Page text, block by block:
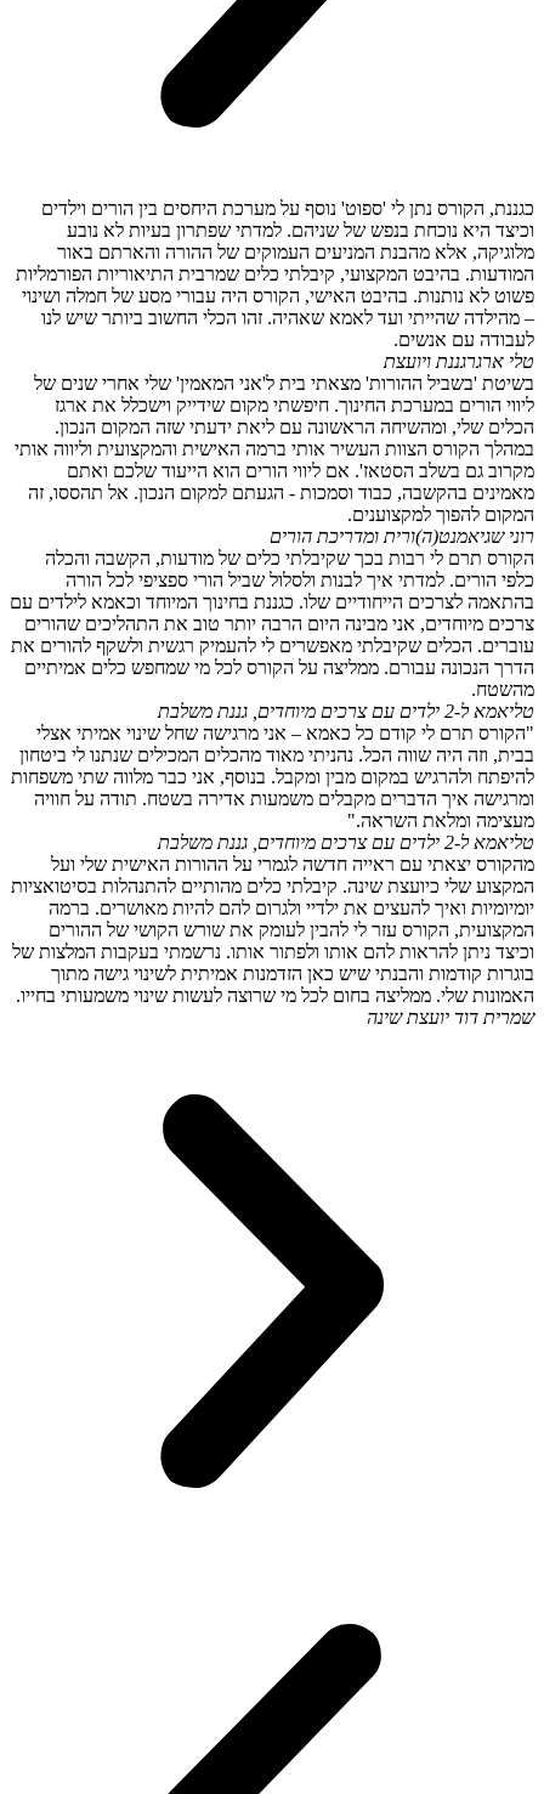
כגננת, הקורס נתן לי 'ספוט' נוסף על מערכת היחסים בין הורים וילדים
וכיצד היא נוכחת בנפש של שניהם. למדתי שפתרון בעיות לא נובע
מלוגיקה, אלא מהבנת המניעים העמוקים של ההורה והארתם באור
המודעות. בהיבט המקצועי, קיבלתי כלים שמרבית התיאוריות הפורמליות
פשוט לא נותנות. בהיבט האישי, הקורס היה עבורי מסע של חמלה ושינוי
– מהילדה שהייתי ועד לאמא שאהיה. זהו הכלי החשוב ביותר שיש לנו
לעבודה עם אנשים.
טלי ארגרגננת ויועצת
בשיטת 'בשביל ההורות' מצאתי בית ל'אני המאמין' שלי אחרי שנים של
ליווי הורים במערכת החינוך. חיפשתי מקום שידייק וישכלל את ארגז
הכלים שלי, ומהשיחה הראשונה עם ליאת ידעתי שזה המקום הנכון.
במהלך הקורס הצוות העשיר אותי ברמה האישית והמקצועית וליווה אותי
מקרוב גם בשלב הסטאז'. אם ליווי הורים הוא הייעוד שלכם ואתם
מאמינים בהקשבה, כבוד וסמכות - הגעתם למקום הנכון. אל תהססו, זה
המקום להפוך למקצוענים.
רוני שגיאמנט(ה)ורית ומדריכת הורים
הקורס תרם לי רבות בכך שקיבלתי כלים של מודעות, הקשבה והכלה
כלפי הורים. למדתי איך לבנות ולסלול שביל הורי ספציפי לכל הורה
בהתאמה לצרכים הייחודיים שלו. כגננת בחינוך המיוחד וכאמא לילדים עם
צרכים מיוחדים, אני מבינה היום הרבה יותר טוב את התהליכים שהורים
עוברים. הכלים שקיבלתי מאפשרים לי להעמיק רגשית ולשקף להורים את
הדרך הנכונה עבורם. ממליצה על הקורס לכל מי שמחפש כלים אמיתיים
מהשטח.
טליאמא ל-2 ילדים עם צרכים מיוחדים, גננת משלבת
"הקורס תרם לי קודם כל כאמא – אני מרגישה שחל שינוי אמיתי אצלי
בבית, וזה היה שווה הכל. נהניתי מאוד מהכלים המכילים שנתנו לי ביטחון
להיפתח ולהרגיש במקום מבין ומקבל. בנוסף, אני כבר מלווה שתי משפחות
ומרגישה איך הדברים מקבלים משמעות אדירה בשטח. תודה על חוויה
מעצימה ומלאת השראה."
טליאמא ל-2 ילדים עם צרכים מיוחדים, גננת משלבת
מהקורס יצאתי עם ראייה חדשה לגמרי על ההורות האישית שלי ועל
המקצוע שלי כיועצת שינה. קיבלתי כלים מהותיים להתנהלות בסיטואציות
יומיומיות ואיך להעצים את ילדיי ולגרום להם להיות מאושרים. ברמה
המקצועית, הקורס עזר לי להבין לעומק את שורש הקושי של ההורים
וכיצד ניתן להראות להם אותו ולפתור אותו. נרשמתי בעקבות המלצות של
בוגרות קודמות והבנתי שיש כאן הזדמנות אמיתית לשינוי גישה מתוך
האמונות שלי. ממליצה בחום לכל מי שרוצה לעשות שינוי משמעותי בחייו.
שמרית דוד יועצת שינה